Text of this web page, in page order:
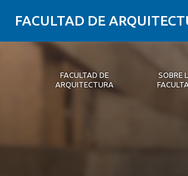
FACULTAD DE
FACULTAD DE
ARQUITECTURA
SOBRE